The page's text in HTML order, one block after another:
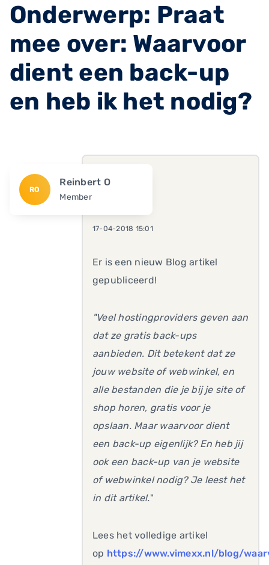
Onderwerp: Praat
mee over: Waarvoor
dient een back-up
en heb ik het nodig?
RO
Reinbert O
Member
17-04-2018 15:01
Er is een nieuw Blog artikel
gepubliceerd!
"Veel hostingproviders geven aan
dat ze gratis back-ups
aanbieden. Dit betekent dat ze
jouw website of webwinkel, en
alle bestanden die je bij je site of
shop horen, gratis voor je
opslaan. Maar waarvoor dient
een back-up eigenlijk? En heb jij
ook een back-up van je website
of webwinkel nodig? Je leest het
in dit artikel."
Lees het volledige artikel
op https://www.vimexx.nl/blog/